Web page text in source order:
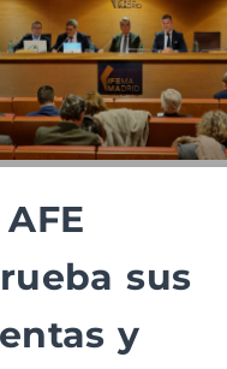
sus
y